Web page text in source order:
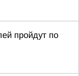
пройдут по